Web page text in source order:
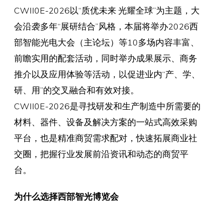
CWII0E-2026以“质优未来 光耀全球”为主题，大
会沿袭多年“展研结合”风格，本届将举办2026西
部智能光电大会（主论坛）等10多场内容丰富、
前瞻实用的配套活动，同时举办成果展示、商务
推介以及应用体验等活动，以促进业内“产、学、
研、用”的交叉融合和有效对接。
CWII0E-2026是寻找研发和生产制造中所需要的
材料、器件、设备及解决方案的一站式高效采购
平台，也是精准商贸需求配对，快速拓展商业社
交圈，把握行业发展前沿资讯和动态的商贸平
台。
为什么选择西部智光博览会